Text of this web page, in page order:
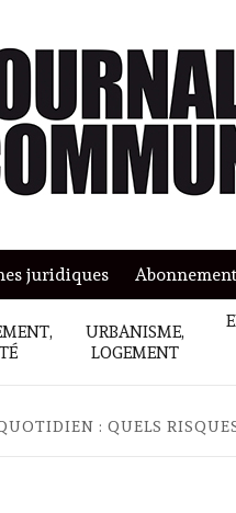
juridiques Abonnement
URBANISME,
LOGEMENT
: QUELS